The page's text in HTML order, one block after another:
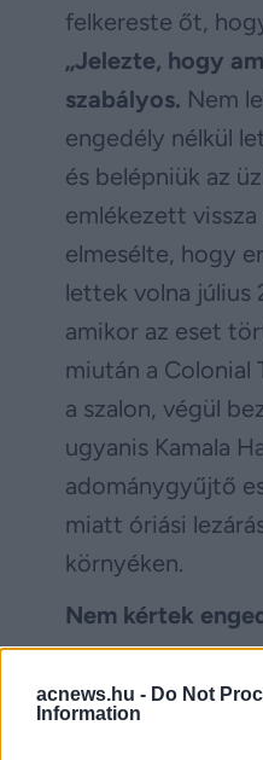
acnews.hu - Do Not
Information
felkereste őt,
„Jelezte, hogy
szabályos. Nem
engedély nélkül
és belépniük az
emlékezett vissza
elmesélte, hogy
lettek volna július
amikor az eset
miután a
a szalon, végül
ugyanis Kamala
adománygyűjtő
miatt óriási
környéken.
Nem kértek
keresztül ki-be